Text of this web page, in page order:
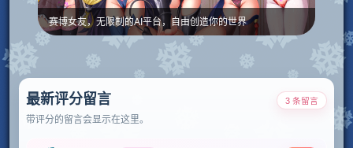
赛博女友，无限制的AI平台，自由创造你的世界
最新评分留言
带评分的留言会显示在这里。
3 条留言